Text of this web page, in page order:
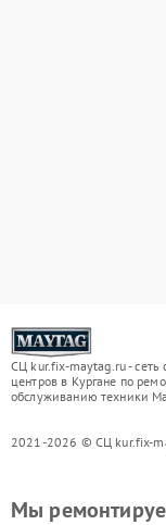
СЦ kur.fix-maytag.ru - сеть
центров в Кургане по
обслуживанию техники
2021-2026 © СЦ kur.fix-
Мы